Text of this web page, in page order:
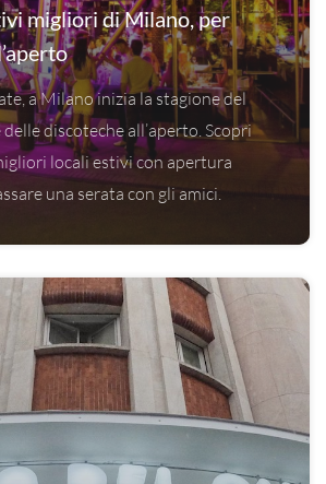
migliori di Milano, per
a Milano inizia la stagione del
discoteche all’aperto. Scopri
locali estivi con apertura
una serata con gli amici.